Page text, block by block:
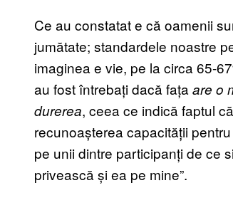
Ce au constatat e că oamenii
jumătate; standardele noastre
imaginea e vie, pe la circa 65-
au fost întrebați dacă fața are o
durerea, ceea ce indică faptul
recunoașterea capacității
pe unii dintre participanți de ce
privească și ea pe mine”.